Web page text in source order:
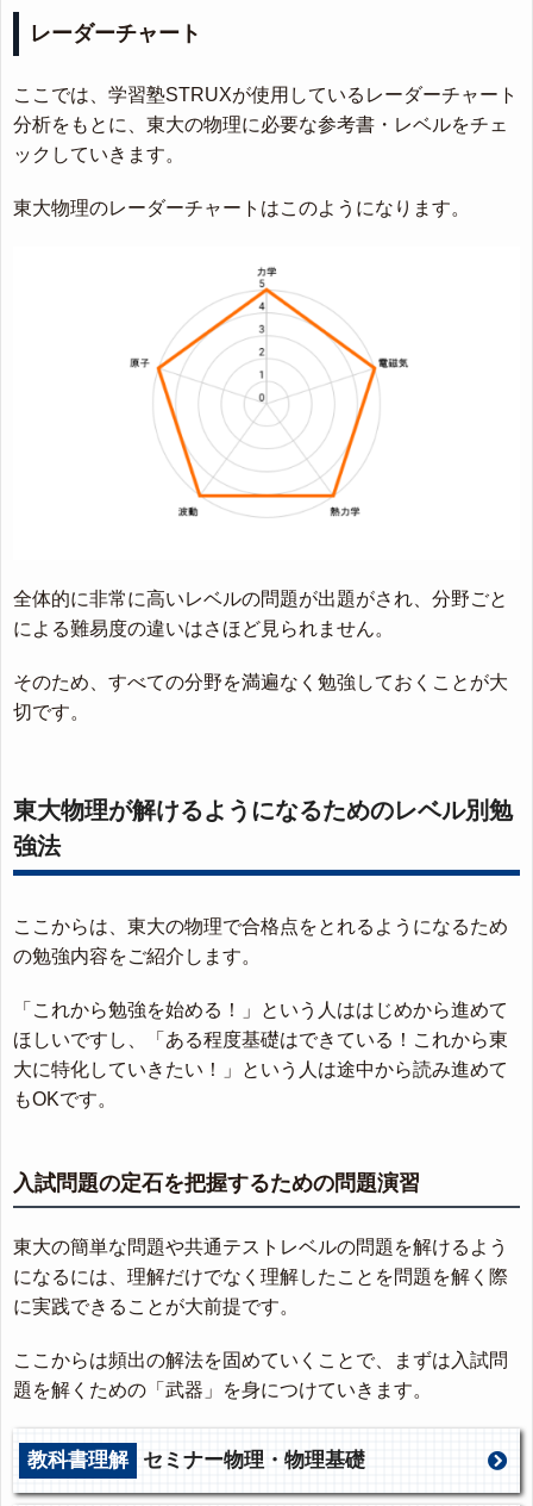
レーダーチャート
ここでは、学習塾STRUXが使用しているレーダーチャート
分析をもとに、東大の物理に必要な参考書・レベルをチェ
ックしていきます。
東大物理のレーダーチャートはこのようになります。
全体的に非常に高いレベルの問題が出題がされ、分野ごと
による難易度の違いはさほど見られません。
そのため、すべての分野を満遍なく勉強しておくことが大
切です。
東大物理が解けるようになるためのレベル別勉
強法
ここからは、東大の物理で合格点をとれるようになるため
の勉強内容をご紹介します。
「これから勉強を始める！」という人ははじめから進めて
ほしいですし、「ある程度基礎はできている！これから東
大に特化していきたい！」という人は途中から読み進めて
もOKです。
入試問題の定石を把握するための問題演習
東大の簡単な問題や共通テストレベルの問題を解けるよう
になるには、理解だけでなく理解したことを問題を解く際
に実践できることが大前提です。
ここからは頻出の解法を固めていくことで、まずは入試問
題を解くための「武器」を身につけていきます。
教科書理解 セミナー物理・物理基礎